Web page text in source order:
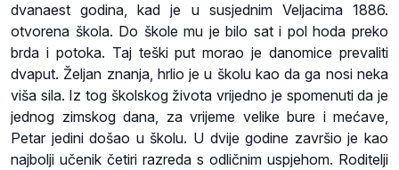
dvanaest godina, kad je u susjednim Veljacima 1886.
otvorena škola. Do škole mu je bilo sat i pol hoda preko
brda i potoka. Taj teški put morao je danomice prevaliti
dvaput. Željan znanja, hrlio je u školu kao da ga nosi neka
viša sila. Iz tog školskog života vrijedno je spomenuti da je
jednog zimskog dana, za vrijeme velike bure i mećave,
Petar jedini došao u školu. U dvije godine završio je kao
najbolji učenik četiri razreda s odličnim uspjehom. Roditelji